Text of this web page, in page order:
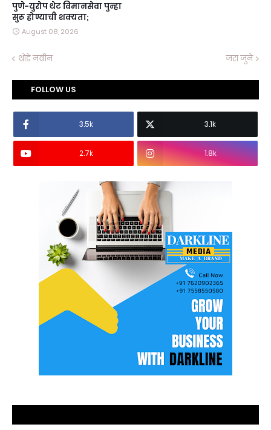
पुणे-युरोप थेट विमानसेवा पुन्हा
सुरू होण्याची शक्यता;
August 08, 2026
थोडे नवीन जरा जुने
FOLLOW US
3.5k 3.1k
2.7k 1.8k